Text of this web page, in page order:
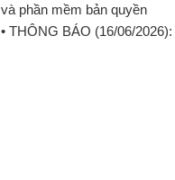
và phần mềm bản quyền
• THÔNG BÁO (16/06/